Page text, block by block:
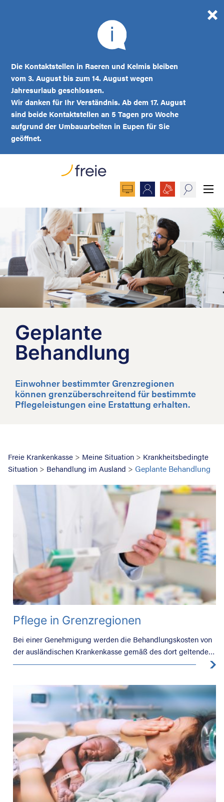
Die Kontaktstellen in Raeren und Kelmis bleiben
vom 3. August bis zum 14. August wegen
Jahresurlaub geschlossen.
Wir danken für Ihr Verständnis. Ab dem 17. August
sind beide Kontaktstellen an 5 Tagen pro Woche
aufgrund der Umbauarbeiten in Eupen für Sie
geöffnet.
Suche
Geplante
Behandlung
Einwohner bestimmter Grenzregionen
können grenzüberschreitend für bestimmte
Pflegeleistungen eine Erstattung erhalten.
Freie Krankenkasse> Meine Situation> Krankheitsbedingte
Situation> Behandlung im Ausland > Geplante Behandlung
Pflege in Grenzregionen
Bei einer Genehmigung werden die Behandlungskosten von
der ausländischen Krankenkasse gemäß des dort geltenden
Erstattungstarifs übernommen.